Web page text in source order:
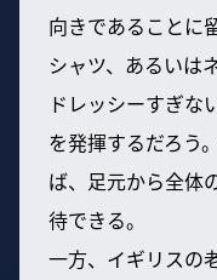
向きであることに
シャツ、あるいは
ドレッシーすぎな
を発揮するだろう
ば、足元から全体
待できる。
一方、イギリスの